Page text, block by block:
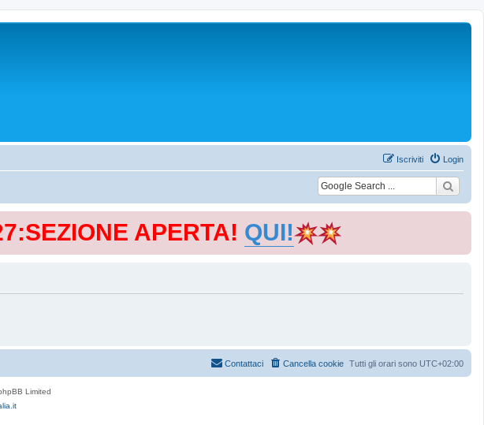
Login
Iscriviti
APERTA! QUI!
Tutti gli orari sono UTC+02:00
Cancella cookie
Contattaci
Limited